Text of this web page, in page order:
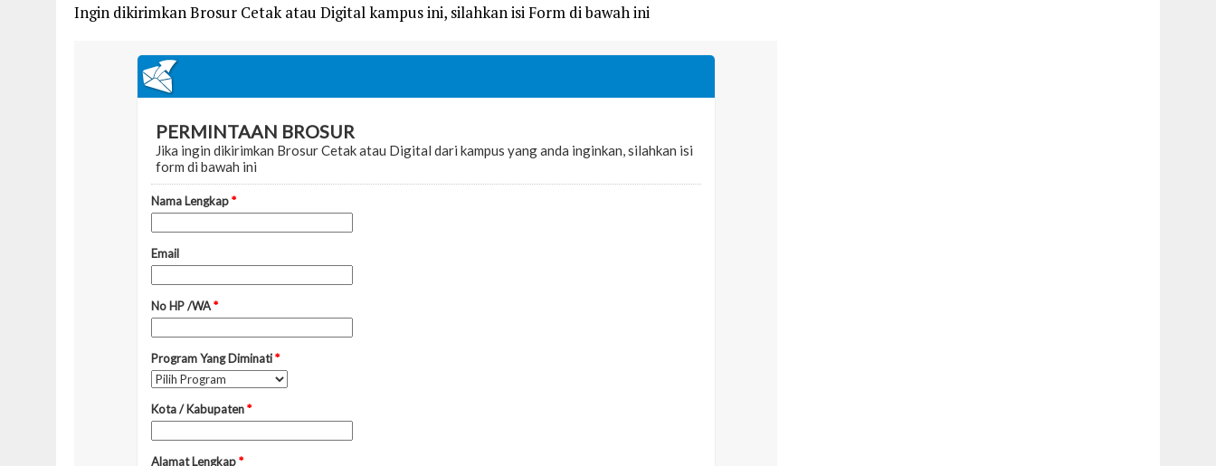
Ingin dikirimkan Brosur Cetak atau Digital kampus ini, silahkan isi Form di bawah ini